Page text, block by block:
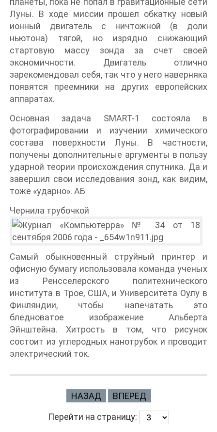
Луны. В ходе миссии прошел обкатку новый
ионный двигатель с ничтожной (в доли
ньютона) тягой, но изрядно снижающий
стартовую массу зонда за счет своей
экономичности. Двигатель отлично
зарекомендовал себя, так что у него наверняка
появятся преемники на других европейских
аппаратах.
Основная задача SMART-1 состояла в
фотографировании и изучении химического
состава поверхности Луны. В частности,
получены дополнительные аргументы в пользу
ударной теории происхождения спутника. Да и
завершил свои исследования зонд, как видим,
тоже «ударно». АБ
Чернила трубочкой
Самый обыкновенный струйный принтер и
офисную бумагу использовала команда ученых
из Ренсселерского политехнического
института в Трое, США, и Университета Оулу в
Финляндии, чтобы напечатать это
бледноватое изображение Альберта
Эйнштейна. Хитрость в том, что рисунок
состоит из углеродных нанотрубок и проводит
электрический ток.
НАЗАД ВПЕРЕД
Перейти на страницу: